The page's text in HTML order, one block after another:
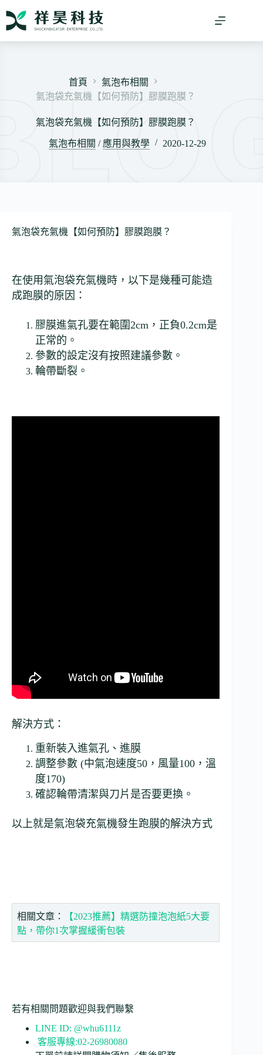
首頁
氣泡布相關
氣泡袋充氣機【如何預防】膠膜跑膜？
氣泡袋充氣機【如何預防】膠膜跑膜？
氣泡布相關 / 應用與教學 2020-12-29
氣泡袋充氣機【如何預防】膠膜跑膜？
在使用氣泡袋充氣機時，以下是幾種可能造
成跑膜的原因：
膠膜進氣孔要在範圍2cm，正負0.2cm是
正常的。
參數的設定沒有按照建議參數。
輪帶斷裂。
解決方式：
重新裝入進氣孔、進膜
調整參數 (中氣泡速度50，風量100，溫
度170)
確認輪帶清潔與刀片是否要更換。
以上就是氣泡袋充氣機發生跑膜的解決方式
相關文章：
【2023推薦】精選防撞泡泡紙5大要
點，帶你1次掌握緩衝包裝
若有相關問題歡迎與我們聯繫
LINE ID: @whu6111z
客服專線:02-26980080